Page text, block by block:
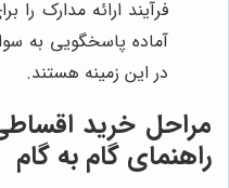
فرآیند ارائه مدارک را
آماده پاسخگویی به
در این زمینه هستند.
مراحل خرید
راهنمای گام به گام